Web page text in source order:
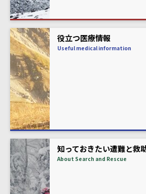
役立つ医療情報
Useful medical information
知っておきたい遭難と救
About Search and Rescue